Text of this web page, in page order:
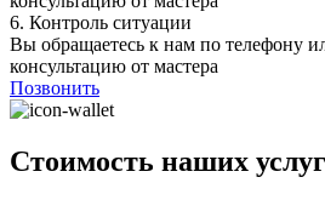
6. Контроль ситуации
Вы обращаетесь к нам по телефону
консультацию от мастера
Позвонить
Стоимость наших